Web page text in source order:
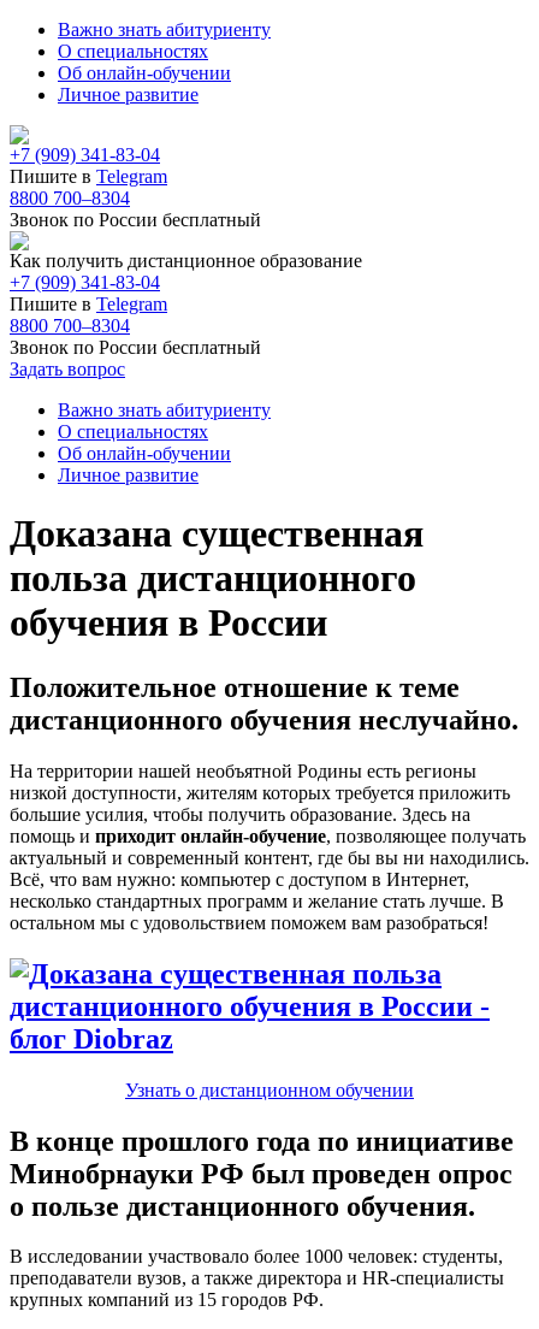
Важно знать абитуриенту
О специальностях
Об онлайн-обучении
Личное развитие
+7 (909) 341-83-04
Пишите в Telegram
8800 700–8304
Звонок по России бесплатный
Как получить дистанционное образование
+7 (909) 341-83-04
Пишите в Telegram
8800 700–8304
Звонок по России бесплатный
Задать вопрос
Важно знать абитуриенту
О специальностях
Об онлайн-обучении
Личное развитие
Доказана существенная
польза дистанционного
обучения в России
Положительное отношение к теме
дистанционного обучения неслучайно.
На территории нашей необъятной Родины есть регионы
низкой доступности, жителям которых требуется приложить
большие усилия, чтобы получить образование. Здесь на
помощь и приходит онлайн-обучение, позволяющее получать
актуальный и современный контент, где бы вы ни находились.
Всё, что вам нужно: компьютер с доступом в Интернет,
несколько стандартных программ и желание стать лучше. В
остальном мы с удовольствием поможем вам разобраться!
Узнать о дистанционном обучении
В конце прошлого года по инициативе
Минобрнауки РФ был проведен опрос
о пользе дистанционного обучения.
В исследовании участвовало более 1000 человек: студенты,
преподаватели вузов, а также директора и HR-специалисты
крупных компаний из 15 городов РФ.